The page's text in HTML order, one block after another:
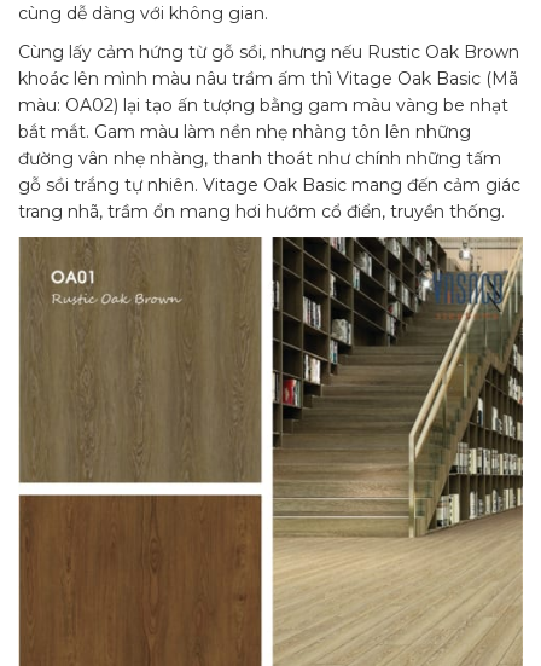
cùng dễ dàng với không gian.
Cùng lấy cảm hứng từ gỗ sồi, nhưng nếu Rustic Oak Brown
khoác lên mình màu nâu trầm ấm thì Vitage Oak Basic (Mã
màu: OA02) lại tạo ấn tượng bằng gam màu vàng be nhạt
bắt mắt. Gam màu làm nền nhẹ nhàng tôn lên những
đường vân nhẹ nhàng, thanh thoát như chính những tấm
gỗ sồi trắng tự nhiên. Vitage Oak Basic mang đến cảm giác
trang nhã, trầm ổn mang hơi hướm cổ điển, truyền thống.